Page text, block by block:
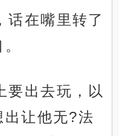
话在嘴里转了
要出去玩，以
让他无?法